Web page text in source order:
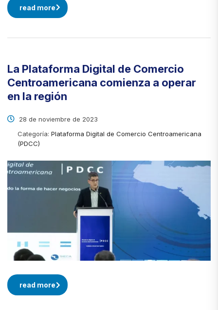
read more
La Plataforma Digital de Comercio
Centroamericana comienza a operar
en la región
28 de noviembre de 2023
Categoría: Plataforma Digital de Comercio Centroamericana
(PDCC)
read more